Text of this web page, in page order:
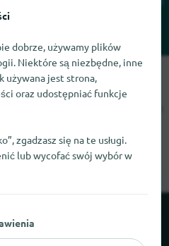
znaleźć BIBLIOTHEK DER
gdzie znaleźć BIBLIOTHEK
wdzięczni, jeśli dasz nam
dobrze, używamy plików
Niektóre są niezbędne, inne
używana jest strona,
oraz udostępniać funkcje
zgadzasz się na te usługi.
lub wycofać swój wybór w